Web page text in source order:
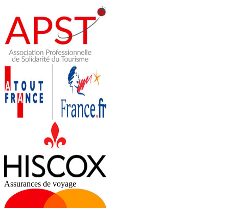
Assurances de voyage